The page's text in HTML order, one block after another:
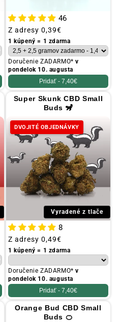
46
Obvyklá
cena
Z adresy 0,39€
1 kúpený = 1 zdarma
Doručenie ZADARMO*v
pondelok 10. augusta
Pridať - 7,40€
Super Skunk CBD Small
Buds 🦨
DVOJITÉ OBJEDNÁVKY
Vyradené z tlače
8
Obvyklá
cena
Z adresy 0,49€
1 kúpený = 1 zdarma
Doručenie ZADARMO*v
pondelok 10. augusta
Pridať - 7,40€
Orange Bud CBD Small
Buds 🍊